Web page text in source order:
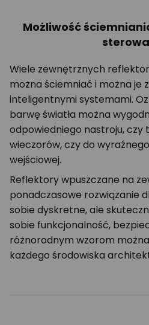
Możliwość
Wiele zewnętrznych
można ściemniać i można je
inteligentnymi systemami.
barwę światła można
odpowiedniego nastroju, czy
wieczorów, czy do
wejściowej.
Reflektory wpuszczane na
ponadczasowe rozwiązanie
sobie dyskretne, ale
sobie funkcjonalność,
różnorodnym wzorom
każdego środowiska